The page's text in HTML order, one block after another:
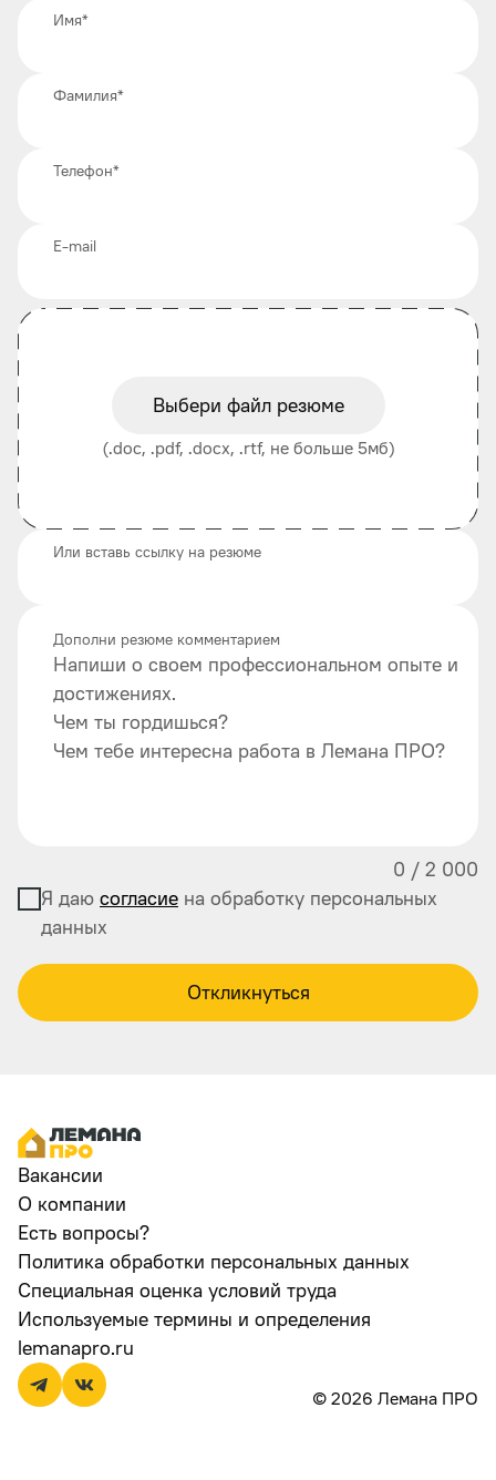
Имя*
Фамилия*
Телефон*
E-mail
Выбери файл резюме
(.doc, .pdf, .docx, .rtf, не больше 5мб)
Или вставь ссылку на резюме
Напиши о своем профессиональном опыте и
достижениях.
Чем ты гордишься?
Чем тебе интересна работа в Лемана ПРО?
Дополни резюме комментарием
0 / 2 000
Я даю согласие на обработку персональных
данных
Откликнуться
Вакансии
О компании
Есть вопросы?
Политика обработки персональных данных
Специальная оценка условий труда
Используемые термины и определения
lemanapro.ru
© 2026 Лемана ПРО